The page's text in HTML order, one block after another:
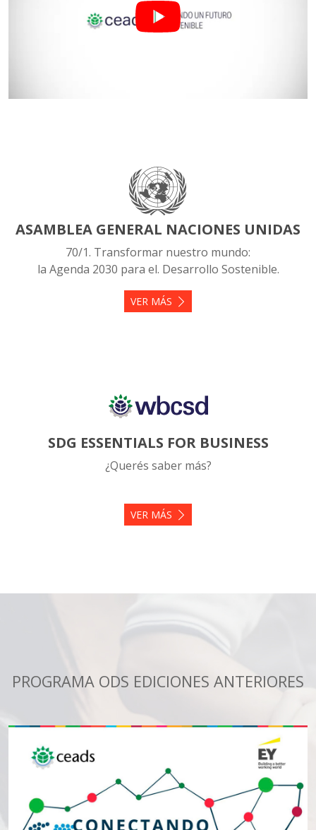
ASAMBLEA GENERAL NACIONES UNIDAS
70/1. Transformar nuestro mundo:
la Agenda 2030 para el. Desarrollo Sostenible.
VER MÁS
SDG ESSENTIALS FOR BUSINESS
¿Querés saber más?
VER MÁS
PROGRAMA ODS EDICIONES ANTERIORES